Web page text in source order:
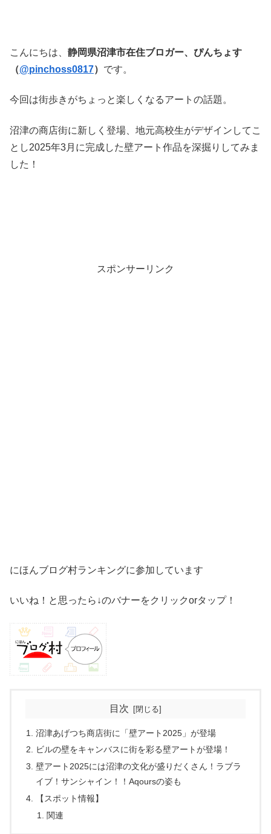
こんにちは、 静岡県沼津市在住ブロガー、ぴんちょす
（@pinchoss0817） です。
今回は街歩きがちょっと楽しくなるアートの話題。
沼津の商店街に新しく登場、地元高校生がデザインしてこ
とし2025年3月に完成した壁アート作品を深掘りしてみま
した！
スポンサーリンク
にほんブログ村ランキングに参加しています
いいね！と思ったら↓のバナーをクリックorタップ！
目次
沼津あげつち商店街に「壁アート2025」が登場
ビルの壁をキャンバスに街を彩る壁アートが登場！
壁アート2025には沼津の文化が盛りだくさん！ラブラ
イブ！サンシャイン！！Aqoursの姿も
【スポット情報】
関連